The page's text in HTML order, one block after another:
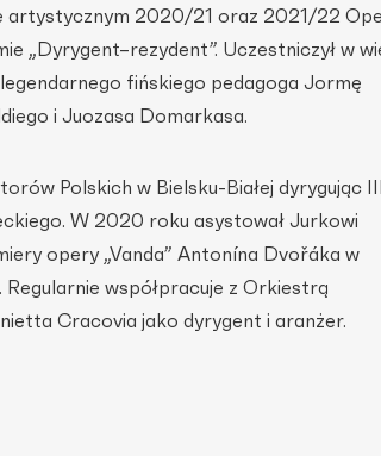
artystycznym 2020/21 oraz 2021/22
„Dyrygent–rezydent”. Uczestniczył w
fińskiego pedagoga Jormę
i Juozasa Domarkasa.
Polskich w Bielsku-Białej dyrygując III
W 2020 roku asystował Jurkowi
opery „Vanda” Antonína Dvořáka w
współpracuje z Orkiestrą
Cracovia jako dyrygent i aranżer.